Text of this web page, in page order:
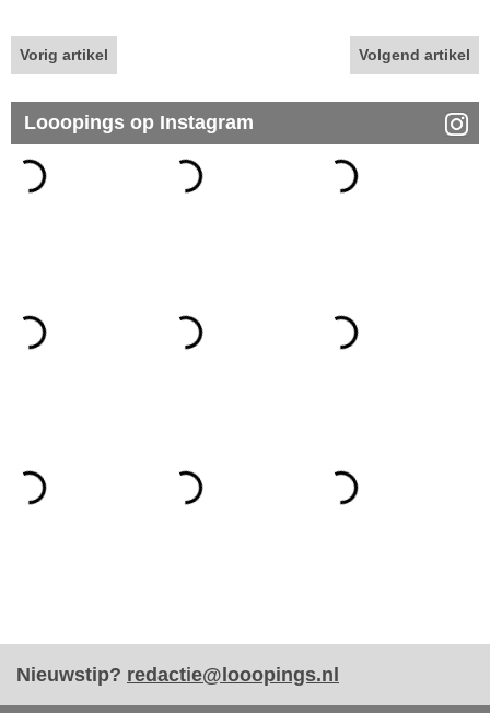
Vorig artikel Volgend artikel
Looopings op Instagram
Nieuwstip? redactie@looopings.nl